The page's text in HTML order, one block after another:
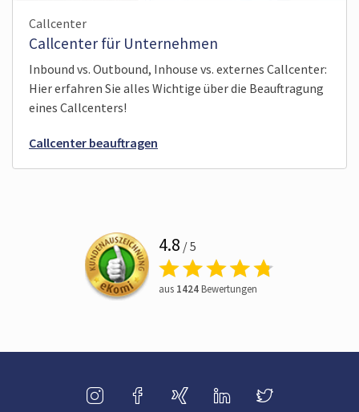
Callcenter
Callcenter für Unternehmen
Inbound vs. Outbound, Inhouse vs. externes Callcenter:
Hier erfahren Sie alles Wichtige über die Beauftragung
eines Callcenters!
Callcenter beauftragen
4.8 / 5
aus 1424Bewertungen